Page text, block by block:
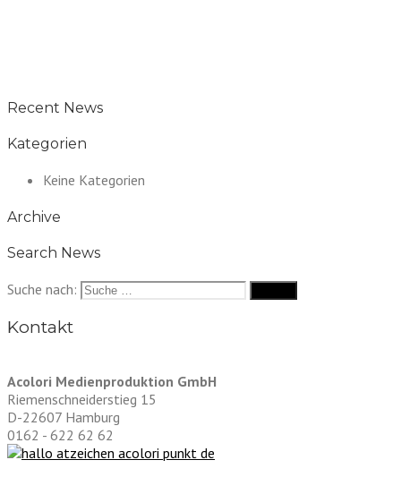
Recent News
Kategorien
Keine Kategorien
Archive
Search News
Suche nach:
Kontakt
Acolori Medienproduktion GmbH
Riemenschneiderstieg 15
D-22607 Hamburg
0162 - 622 62 62